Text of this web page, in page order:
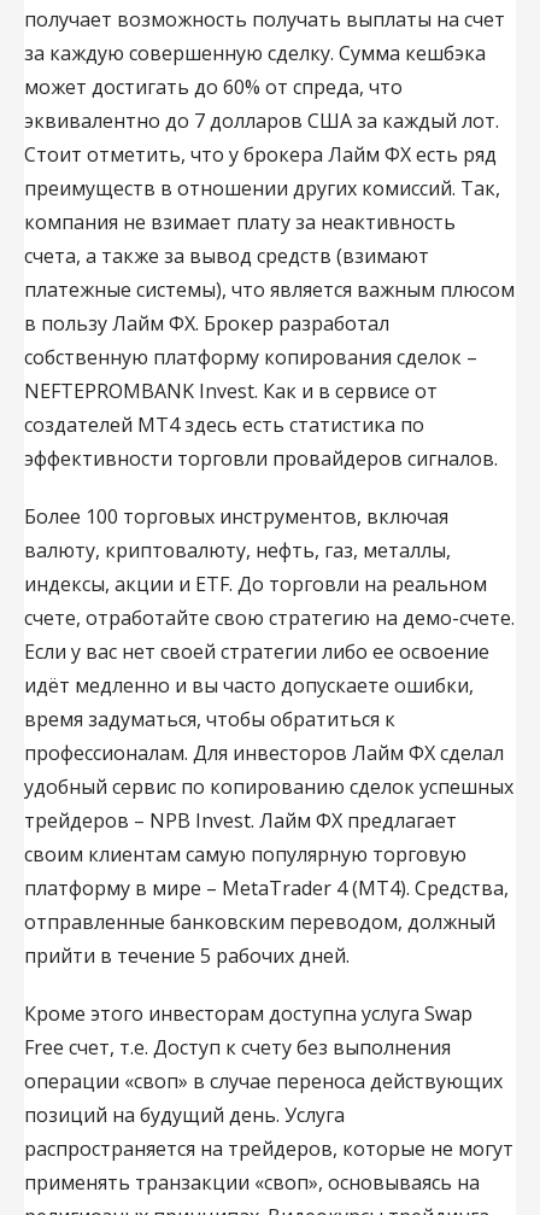
получает возможность получать выплаты на счет
за каждую совершенную сделку. Сумма кешбэка
может достигать до 60% от спреда, что
эквивалентно до 7 долларов США за каждый лот.
Стоит отметить, что у брокера Лайм ФХ есть ряд
преимуществ в отношении других комиссий. Так,
компания не взимает плату за неактивность
счета, а также за вывод средств (взимают
платежные системы), что является важным плюсом
в пользу Лайм ФХ. Брокер разработал
собственную платформу копирования сделок –
NEFTEPROMBANK Invest. Как и в сервисе от
создателей МТ4 здесь есть статистика по
эффективности торговли провайдеров сигналов.
Более 100 торговых инструментов, включая
валюту, криптовалюту, нефть, газ, металлы,
индексы, акции и ETF. До торговли на реальном
счете, отработайте свою стратегию на демо-счете.
Если у вас нет своей стратегии либо ее освоение
идёт медленно и вы часто допускаете ошибки,
время задуматься, чтобы обратиться к
профессионалам. Для инвесторов Лайм ФХ сделал
удобный сервис по копированию сделок успешных
трейдеров – NPB Invest. Лайм ФХ предлагает
своим клиентам самую популярную торговую
платформу в мире – MetaTrader 4 (MT4). Средства,
отправленные банковским переводом, должный
прийти в течение 5 рабочих дней.
Кроме этого инвесторам доступна услуга Swap
Free счет, т.е. Доступ к счету без выполнения
операции «своп» в случае переноса действующих
позиций на будущий день. Услуга
распространяется на трейдеров, которые не могут
применять транзакции «своп», основываясь на